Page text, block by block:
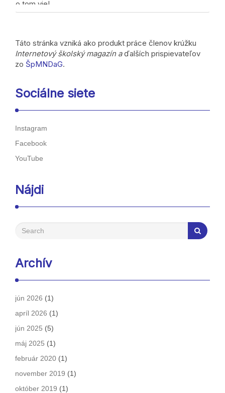
o tom vie!
Táto stránka vzniká ako produkt práce členov krúžku
Internetový školský magazín aďalších prispievateľov
zo ŠpMNDaG.
Sociálne siete
Instagram
Facebook
YouTube
Nájdi
Archív
jún 2026 (1)
apríl 2026 (1)
jún 2025 (5)
máj 2025 (1)
február 2020 (1)
november 2019 (1)
október 2019 (1)